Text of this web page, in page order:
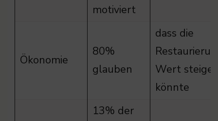
motiviert
Ökonomie
80%
glauben
dass die
Wert
könnte
13% der